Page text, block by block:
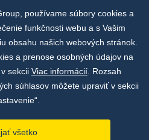
používame súbory cookies a
funkčnosti webu a s Vašim
obsahu našich webových stránok.
a prenose osobných údajov na
sekcii Viac informácií . Rozsah
súhlasov môžete upraviť v sekcii
všetko